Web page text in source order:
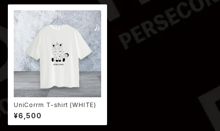
UniCorrrn T-shirt (WHITE)
¥6,500